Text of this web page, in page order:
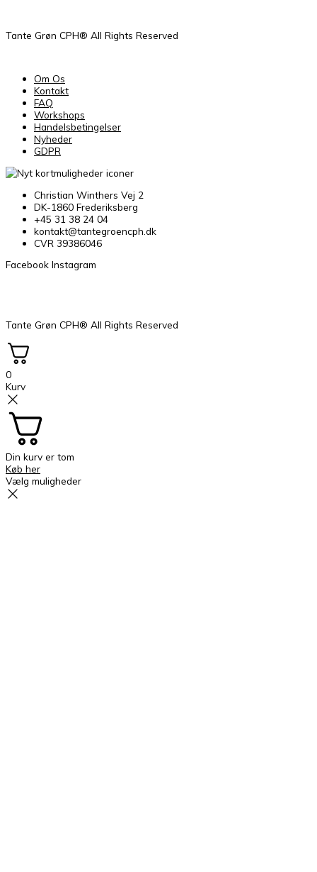
Tante Grøn CPH® All Rights Reserved
Om Os
Kontakt
FAQ
Workshops
Handelsbetingelser
Nyheder
GDPR
Christian Winthers Vej 2
DK-1860 Frederiksberg
+45 31 38 24 04
kontakt@tantegroencph.dk
CVR 39386046
Facebook Instagram
Tante Grøn CPH® All Rights Reserved
0
Kurv
Din kurv er tom
Køb her
Vælg muligheder